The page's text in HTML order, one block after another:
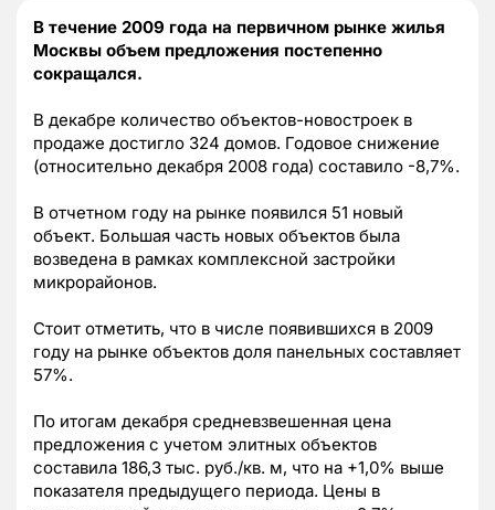
В течение 2009 года на первичном рынке жилья
Москвы объем предложения постепенно
сокращался.
В декабре количество объектов-новостроек в
продаже достигло 324 домов. Годовое снижение
(относительно декабря 2008 года) составило -8,7%.
В отчетном году на рынке появился 51 новый
объект. Большая часть новых объектов была
возведена в рамках комплексной застройки
микрорайонов.
Стоит отметить, что в числе появившихся в 2009
году на рынке объектов доля панельных составляет
57%.
По итогам декабря средневзвешенная цена
предложения с учетом элитных объектов
составила 186,3 тыс. руб./кв. м, что на +1,0% выше
показателя предыдущего периода. Цены в